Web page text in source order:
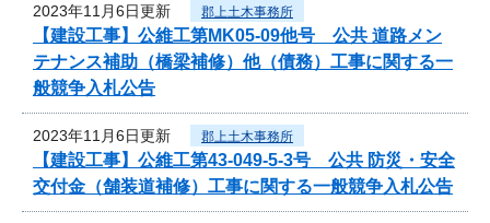
2023年11月6日更新 郡上土木事務所
【建設工事】公維工第MK05-09他号 公共 道路メン
テナンス補助（橋梁補修）他（債務）工事に関する一
般競争入札公告
2023年11月6日更新 郡上土木事務所
【建設工事】公維工第43-049-5-3号 公共 防災・安全
交付金（舗装道補修）工事に関する一般競争入札公告